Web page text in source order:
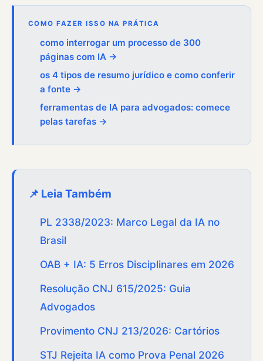
COMO FAZER ISSO NA PRÁTICA
como interrogar um processo de 300
páginas com IA →
os 4 tipos de resumo jurídico e como conferir
a fonte →
ferramentas de IA para advogados: comece
pelas tarefas →
📌 Leia Também
PL 2338/2023: Marco Legal da IA no
Brasil
OAB + IA: 5 Erros Disciplinares em 2026
Resolução CNJ 615/2025: Guia
Advogados
Provimento CNJ 213/2026: Cartórios
STJ Rejeita IA como Prova Penal 2026